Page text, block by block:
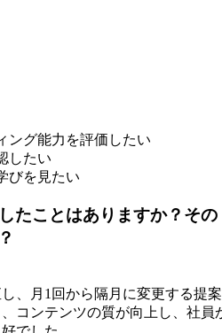
ング能力を評価したい
したい
びを見たい
たことはありますか？その
、月1回から隔月に変更する提案
コンテンツの質が向上し、社員